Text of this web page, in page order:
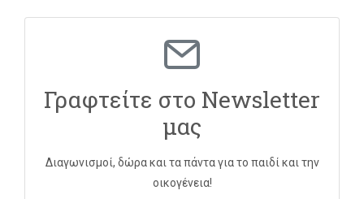
Γραφτείτε στο Newsletter
μας
Διαγωνισμοί, δώρα και τα πάντα για το παιδί και την
οικογένεια!